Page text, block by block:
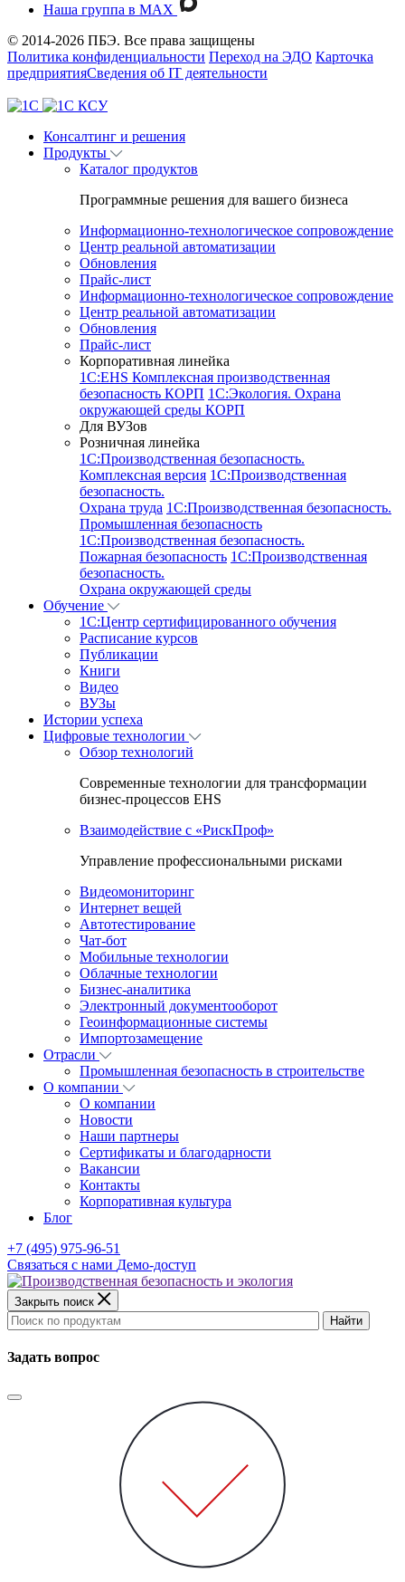
Наша группа в MAX
© 2014-2026 ПБЭ. Все права защищены
Политика конфиденциальности Переход на ЭДО Карточка
предприятияСведения об IT деятельности
Консалтинг и решения
Продукты
Каталог продуктов
Программные решения для вашего бизнеса
Информационно-технологическое сопровождение
Центр реальной автоматизации
Обновления
Прайс-лист
Информационно-технологическое сопровождение
Центр реальной автоматизации
Обновления
Прайс-лист
Корпоративная линейка
1С:EHS Комплексная производственная
безопасность КОРП 1С:Экология. Охрана
окружающей среды КОРП
Для ВУЗов
Розничная линейка
1C:Производственная безопасность.
Комплексная версия 1C:Производственная
безопасность.
Охрана труда 1C:Производственная безопасность.
Промышленная безопасность
1C:Производственная безопасность.
Пожарная безопасность 1C:Производственная
безопасность.
Охрана окружающей среды
Обучение
1C:Центр сертифицированного обучения
Расписание курсов
Публикации
Книги
Видео
ВУЗы
Истории успеха
Цифровые технологии
Обзор технологий
Современные технологии для трансформации
бизнес-процессов EHS
Взаимодействие с «РискПроф»
Управление профессиональными рисками
Видеомониторинг
Интернет вещей
Автотестирование
Чат-бот
Мобильные технологии
Облачные технологии
Бизнес-аналитика
Электронный документооборот
Геоинформационные системы
Импортозамещение
Отрасли
Промышленная безопасность в строительстве
О компании
О компании
Новости
Наши партнеры
Сертификаты и благодарности
Вакансии
Контакты
Корпоративная культура
Блог
+7 (495) 975-96-51
Связаться с нами Демо-доступ
Закрыть поиск
Найти
Задать вопрос